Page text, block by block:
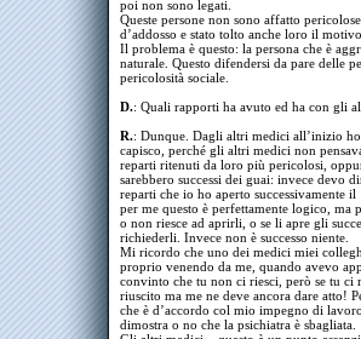
poi non sono legati.
Queste persone non sono affatto
d’addosso e stato tolto anche loro il
Il problema è questo: la persona che è
naturale. Questo difendersi da pare delle
pericolosità sociale.
D.: Quali rapporti ha avuto ed ha con gli
R.: Dunque. Dagli altri medici all’inizio
capisco, perché gli altri medici non
reparti ritenuti da loro più pericolosi,
sarebbero successi dei guai: invece devo
reparti che io ho aperto successivamente
per me questo è perfettamente logico,
o non riesce ad aprirli, o se li apre gli
richiederli. Invece non è successo niente.
Mi ricordo che uno dei medici miei
proprio venendo da me, quando avevo
convinto che tu non ci riesci, però se tu ci
riuscito ma me ne deve ancora dare atto!
che è d’accordo col mio impegno di
dimostra o no che la psichiatra è sbagliata.